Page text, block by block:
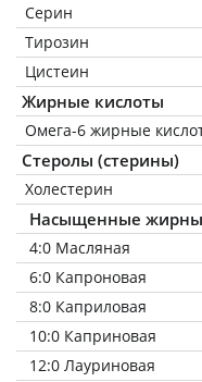
Серин
Тирозин
Цистеин
Жирные кислоты
Омега-6 жирные
Стеролы (стерины)
Холестерин
Насыщенные
4:0 Масляная
6:0 Капроновая
8:0 Каприловая
10:0 Каприновая
12:0 Лауриновая